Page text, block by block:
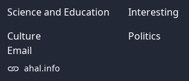
Email
ahal.info
Science and Education
Culture
Interesting
Politics